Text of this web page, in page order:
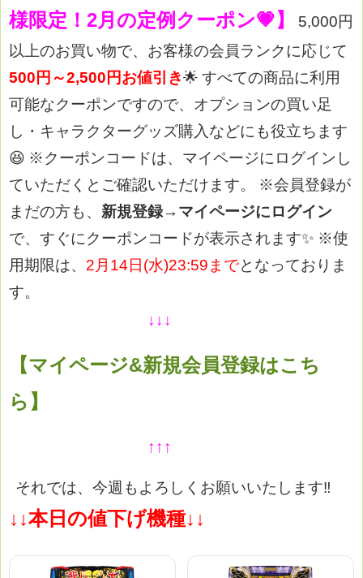
様限定！2月の定例クーポン💗】
5,000円
以上のお買い物で、お客様の会員ランクに応じて
500円～2,500円お値引き🌟 すべての商品に利用
可能なクーポンですので、オプションの買い足
し・キャラクターグッズ購入などにも役立ちます
😆 ※クーポンコードは、マイページにログインし
ていただくとご確認いただけます。
※会員登録が
まだの方も、 新規登録→マイページにログイン
で、すぐにクーポンコードが表示されます✨ ※使
用期限は、 2月14日(水)23:59までとなっておりま
す。
↓↓↓
【マイページ&新規会員登録はこち
ら】
↑↑↑
それでは、今週もよろしくお願いいたします‼
↓↓本日の値下げ機種↓↓